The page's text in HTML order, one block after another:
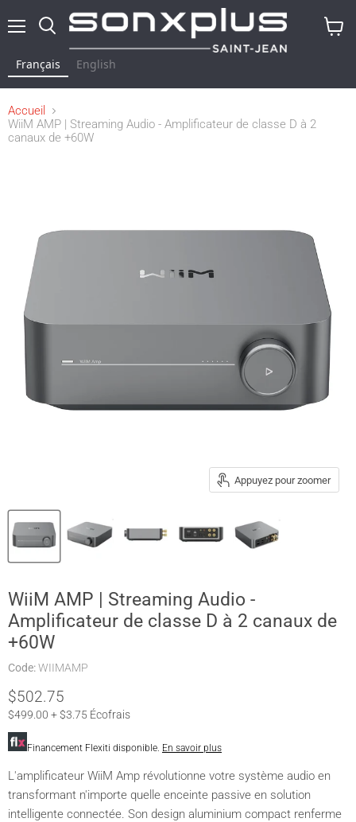
Français English
Accueil
WiiM AMP | Streaming Audio - Amplificateur de classe D à 2
canaux de +60W
Appuyez pour zoomer
WiiM AMP | Streaming Audio -
Amplificateur de classe D à 2 canaux de
+60W
Code:WIIMAMP
Prix actuel
$502.75
$499.00 + $3.75 Écofrais
Financement Flexiti disponible. En savoir plus
L'amplificateur WiiM Amp révolutionne votre système audio en
transformant n'importe quelle enceinte passive en solution
intelligente connectée. Son design aluminium compact renferme